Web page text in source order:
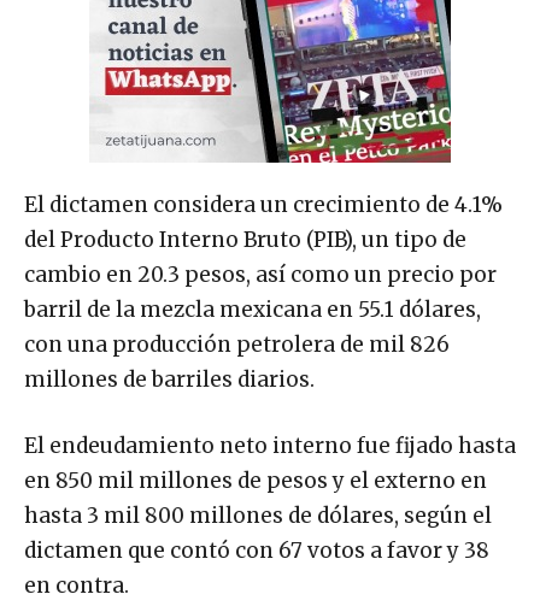
El dictamen considera un crecimiento de 4.1%
del Producto Interno Bruto (PIB), un tipo de
cambio en 20.3 pesos, así como un precio por
barril de la mezcla mexicana en 55.1 dólares,
con una producción petrolera de mil 826
millones de barriles diarios.
El endeudamiento neto interno fue fijado hasta
en 850 mil millones de pesos y el externo en
hasta 3 mil 800 millones de dólares, según el
dictamen que contó con 67 votos a favor y 38
en contra.